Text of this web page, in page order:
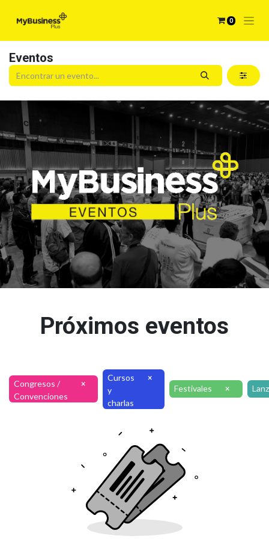
0
Eventos
Próximos eventos
Congresos /
Convenciones
×
Cursos
y
charlas
×
Festivales ×